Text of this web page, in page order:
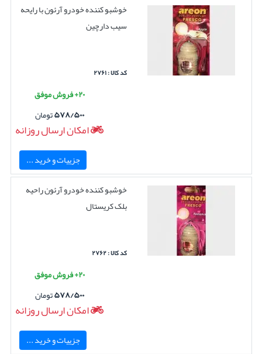
خوشبو کننده خودرو آرئون با رایحه
سیب دارچین
کد کالا : ۲۷۶۱
۲۰+ فروش موفق
۵۷۸/۵۰۰تومان
امکان ارسال روزانه
جزییات و خرید ...
خوشبو کننده خودرو آرئون راحیه
بلک کریستال
کد کالا : ۲۷۶۲
۲۰+ فروش موفق
۵۷۸/۵۰۰تومان
امکان ارسال روزانه
جزییات و خرید ...